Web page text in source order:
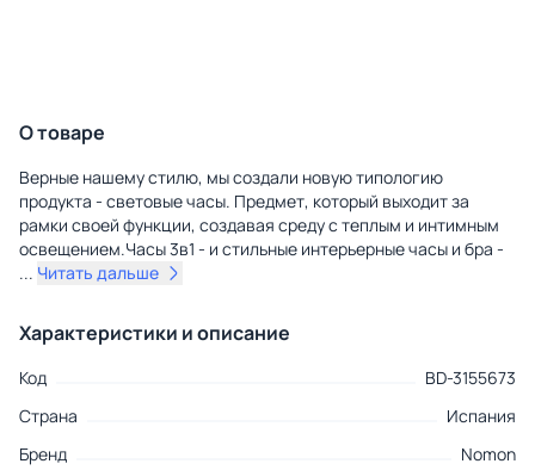
О товаре
Верные нашему стилю, мы создали новую типологию
продукта - световые часы. Предмет, который выходит за
рамки своей функции, создавая среду с теплым и интимным
освещением.Часы 3в1 - и стильные интерьерные часы и бра -
... Читать дальше
Характеристики и описание
Код
BD-3155673
Страна
Испания
Бренд
Nomon